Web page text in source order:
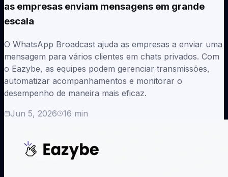
as empresas enviam mensagens em grande
escala
O WhatsApp Broadcast ajuda as empresas a enviar uma
mensagem para vários clientes em chats privados. Com
o Eazybe, as equipes podem gerenciar transmissões,
automatizar acompanhamentos e monitorar o
desempenho de maneira mais eficaz.
Jun 5, 2026
16 min